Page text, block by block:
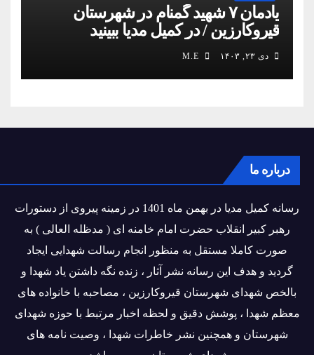
یادمان ۷ شهید گمنام در شهرستان
قیروکارزین / در کمیل مدیا ببینید
دی ۲۳, ۱۴۰۳
درباره ما
رسانه کمیل مدیا در بهمن ماه 1401 در زمینه پیروی از دستورات
رهبر کبیر انقلاب حضرت امام خامنه ای ( مدظله العالی ) به
صورت کاملا مستقل به منظور انجام رسالت شهدایی ایجاد
گردید و هدف این رسانه نشر آثار ، زنده نگه داشتن یاد شهدا و
بالخص شهدای شهرستان قیروکارزین ، مصاحبه با خانواده های
معظم شهدا ، پوشش دقیق و لحظه اخبار مرتبط با حوزه شهدای
شهرستان و همچنین نشر خاطرات شهدا ، وصیت نامه های